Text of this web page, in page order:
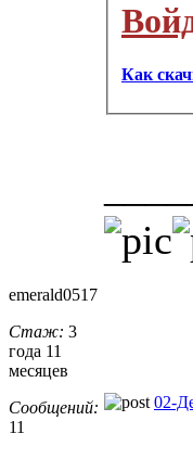
Как
emerald0517
Стаж: 3
года 11
месяцев
Сообщений:
11
02-